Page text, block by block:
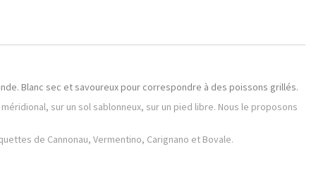
Blanc sec et savoureux pour correspondre à des poissons grillés.
sur un sol sablonneux, sur un pied libre. Nous le proposons
de Cannonau, Vermentino, Carignano et Bovale.